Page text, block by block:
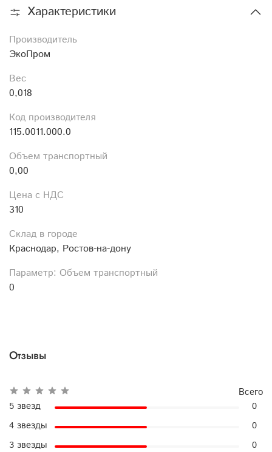
Характеристики
Производитель
ЭкоПром
Вес
0,018
Код производителя
115.0011.000.0
Объем транспортный
0,00
Цена с НДС
310
Склад в городе
Краснодар, Ростов-на-дону
Параметр: Объем транспортный
0
Отзывы
Всего
5 звезд
0
4 звезды
0
3 звезды
0